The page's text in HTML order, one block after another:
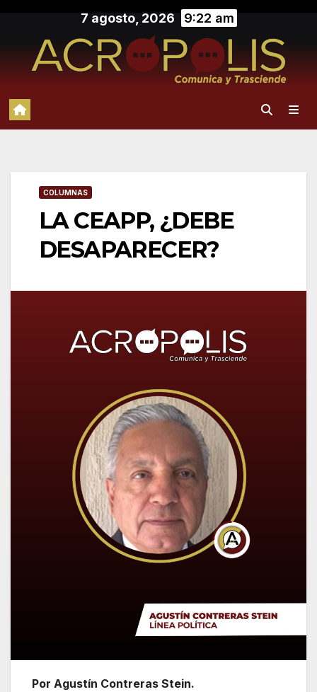
contenido
7 agosto, 2026 9:22 am
COLUMNAS
LA CEAPP, ¿DEBE
DESAPARECER?
Por Agustín Contreras Stein.